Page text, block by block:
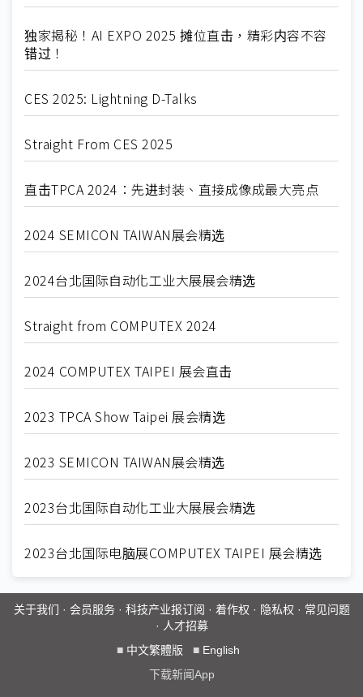
独家揭秘！AI EXPO 2025 摊位直击，精彩内容不容
错过！
CES 2025: Lightning D-Talks
Straight From CES 2025
直击TPCA 2024：先进封装、直接成像成最大亮点
2024 SEMICON TAIWAN展会精选
2024台北国际自动化工业大展展会精选
Straight from COMPUTEX 2024
2024 COMPUTEX TAIPEI 展会直击
2023 TPCA Show Taipei 展会精选
2023 SEMICON TAIWAN展会精选
2023台北国际自动化工业大展展会精选
2023台北国际电脑展COMPUTEX TAIPEI 展会精选
关于我们 · 会员服务· 科技产业报订阅 · 着作权 · 隐私权 · 常见问题
· 人才招募
■ 中文繁體版 ■ English
下载新闻App